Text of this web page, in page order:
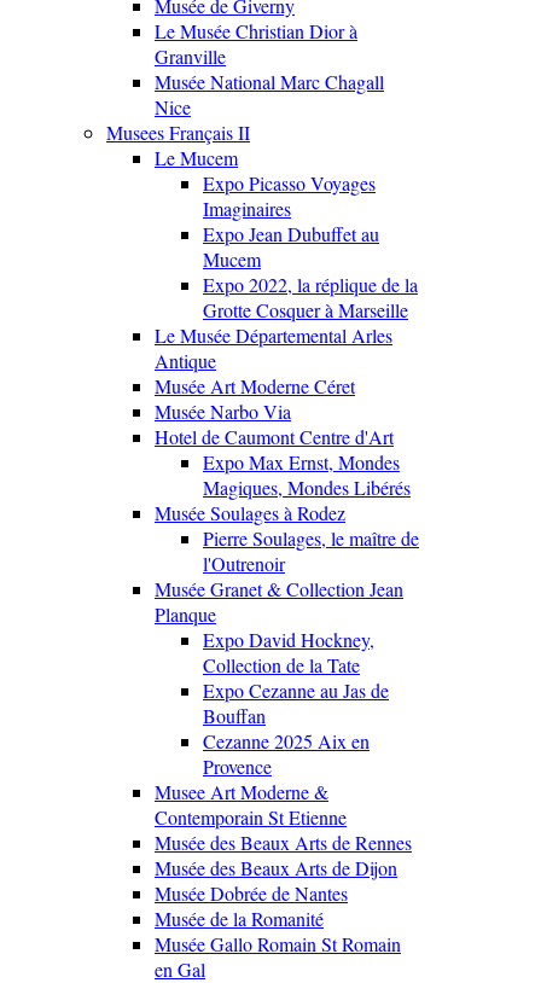
Musée de Giverny
Le Musée Christian Dior à
Granville
Musée National Marc Chagall
Nice
Musees Français II
Le Mucem
Expo Picasso Voyages
Imaginaires
Expo Jean Dubuffet au
Mucem
Expo 2022, la réplique de la
Grotte Cosquer à Marseille
Le Musée Départemental Arles
Antique
Musée Art Moderne Céret
Musée Narbo Via
Hotel de Caumont Centre d'Art
Expo Max Ernst, Mondes
Magiques, Mondes Libérés
Musée Soulages à Rodez
Pierre Soulages, le maître de
l'Outrenoir
Musée Granet & Collection Jean
Planque
Expo David Hockney,
Collection de la Tate
Expo Cezanne au Jas de
Bouffan
Cezanne 2025 Aix en
Provence
Musee Art Moderne &
Contemporain St Etienne
Musée des Beaux Arts de Rennes
Musée des Beaux Arts de Dijon
Musée Dobrée de Nantes
Musée de la Romanité
Musée Gallo Romain St Romain
en Gal